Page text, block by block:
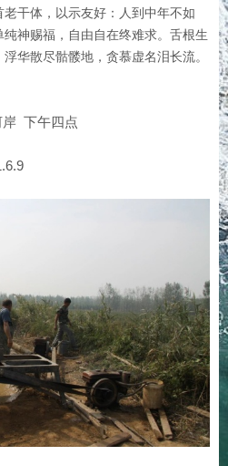
干体，以示友好：人到中年不如
神赐福，自由自在终难求。舌根生
华散尽骷髅地，贪慕虚名泪长流。
岸 下午四点